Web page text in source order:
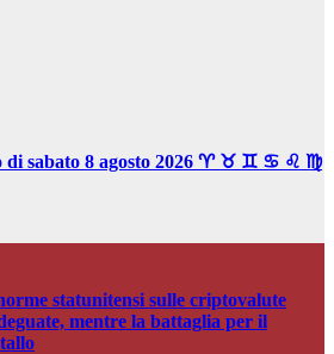
sabato 8 agosto 2026 ♈ ♉ ♊ ♋ ♌ ♍
statunitensi sulle criptovalute
mentre la battaglia per il